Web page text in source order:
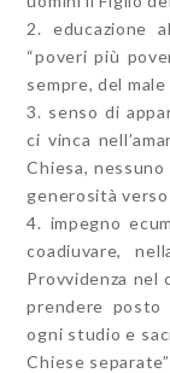
2. educazione
“poveri più
sempre, del male
3. senso di
ci vinca
Chiesa, nessuno
generosità verso
4. impegno
coadiuvare,
Provvidenza nel
prendere posto
ogni studio e
Chiese